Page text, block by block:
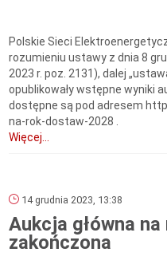
Polskie Sieci
rozumieniu ustawy z dnia 8
2023 r. poz. 2131), dalej
opublikowały wstępne wyniki
dostępne są pod adresem
na-rok-dostaw-2028 .
Więcej...
14 grudnia 2023, 13:38
Aukcja główna
zakończona